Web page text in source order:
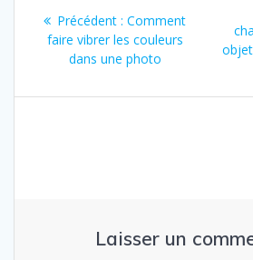
de
l’article
Précédent : Article
précédent
:
Comment
faire vibrer les couleurs
dans une photo
Laisser un